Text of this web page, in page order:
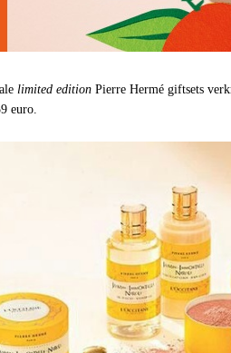
limited edition Pierre Hermé giftsets
euro.